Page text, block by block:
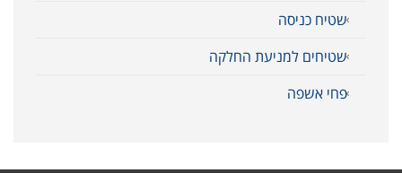
שטיח כניסה
שטיחים למניעת החלקה
פחי אשפה